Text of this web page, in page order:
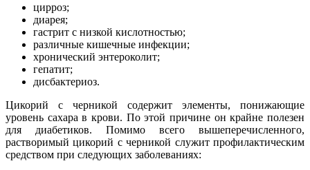
цирроз;
диарея;
гастрит с низкой кислотностью;
различные кишечные инфекции;
хронический энтероколит;
гепатит;
дисбактериоз.
Цикорий с черникой содержит элементы, понижающие
уровень сахара в крови. По этой причине он крайне полезен
для диабетиков. Помимо всего вышеперечисленного,
растворимый цикорий с черникой служит профилактическим
средством при следующих заболеваниях: